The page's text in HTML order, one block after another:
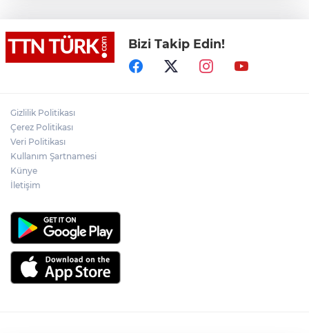
Lukaku Fener’e mi, Beşiktaş’a mı geliyor?
Rojin Kabaiş, Hiranur Nilgün Aygar ve
Kıvanç Uman’ın ailelerini hedef alam
Bizi Takip Edin!
Gizlilik Politikası
Çerez Politikası
Veri Politikası
Kullanım Şartnamesi
Künye
İletişim